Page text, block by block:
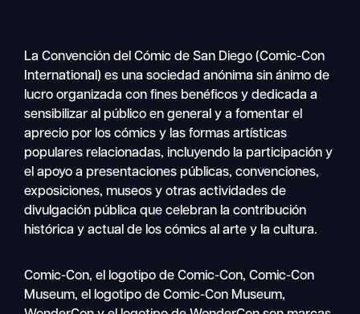
Navegación
móvil
Buscar
La Convención del Cómic de San Diego (Comic-Con
International) es una sociedad anónima sin ánimo de
lucro organizada con fines benéficos y dedicada a
sensibilizar al público en general y a fomentar el
aprecio por los cómics y las formas artísticas
populares relacionadas, incluyendo la participación y
el apoyo a presentaciones públicas, convenciones,
exposiciones, museos y otras actividades de
divulgación pública que celebran la contribución
histórica y actual de los cómics al arte y la cultura.
Comic-Con, el logotipo de Comic-Con, Comic-Con
Museum, el logotipo de Comic-Con Museum,